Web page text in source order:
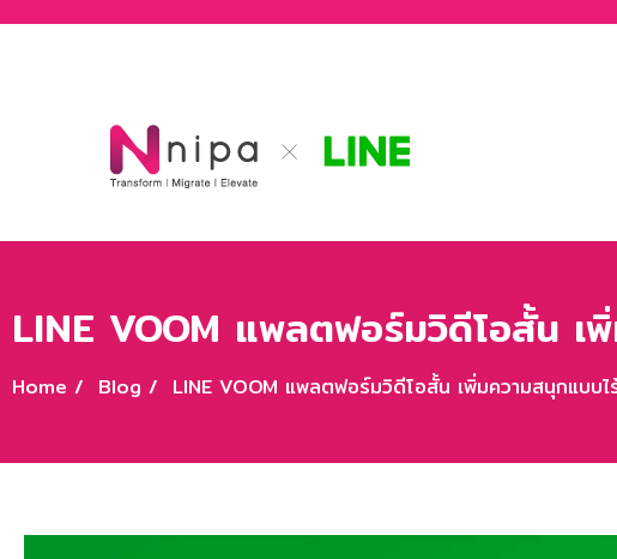
LINE VOOM แพลตฟอร์มวิดีโอสั้น เ
Home / Blog / LINE VOOM แพลตฟอร์มวิดีโอสั้น เพิ่มความสนุกแบบ